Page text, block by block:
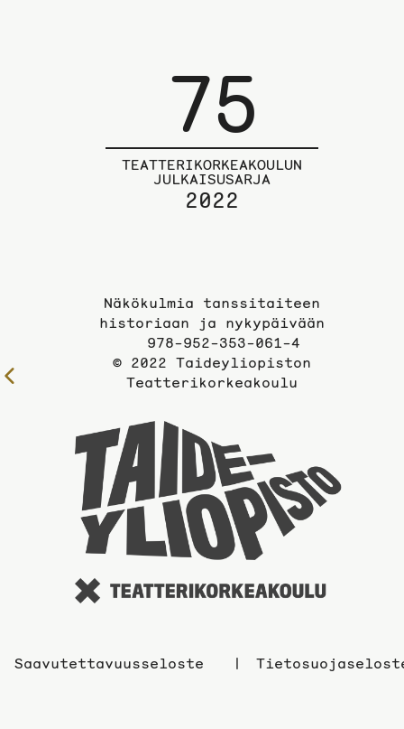
75
TEATTERIKORKEAKOULUN
JULKAISUSARJA
2022
Näkökulmia tanssitaiteen
historiaan ja nykypäivään
978-952-353-061-4
© 2022 Taideyliopiston
Teatterikorkeakoulu
Saavutettavuusseloste